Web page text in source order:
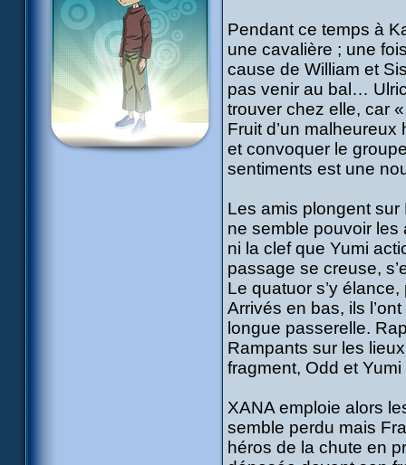
Pendant ce temps à
une cavalière ; une
cause de William et
pas venir au bal…
trouver chez elle, car
Fruit d’un
et convoquer le
sentiments est une
Les amis plongent
ne semble pouvoir les
ni la clef que Yumi
passage se creuse,
Le quatuor s’y
Arrivés en bas, ils
longue passerelle.
Rampants sur les
fragment, Odd et
XANA emploie alors
semble perdu mais
héros de la chute en